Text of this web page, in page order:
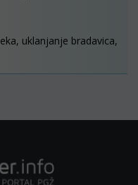
uklanjanje bradavica,